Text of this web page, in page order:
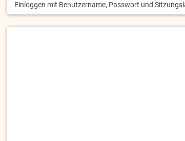
Einloggen mit Benutzername, Passwort und